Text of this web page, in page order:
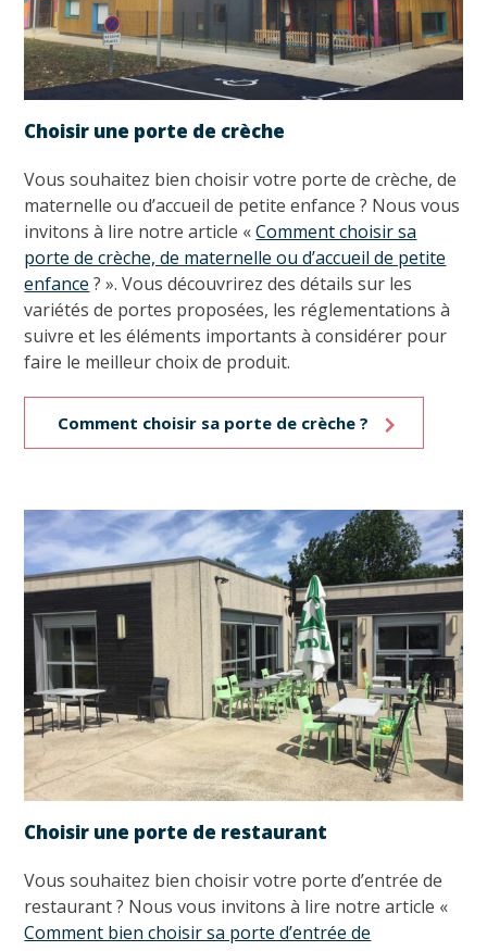
Choisir une porte de crèche
Vous souhaitez bien choisir votre porte de crèche, de
maternelle ou d’accueil de petite enfance ? Nous vous
invitons à lire notre article «Comment choisir sa
porte de crèche, de maternelle ou d’accueil de petite
enfance ? ». Vous découvrirez des détails sur les
variétés de portes proposées, les réglementations à
suivre et les éléments importants à considérer pour
faire le meilleur choix de produit.
Comment choisir sa porte de crèche ?
Choisir une porte de restaurant
Vous souhaitez bien choisir votre porte d’entrée de
restaurant ? Nous vous invitons à lire notre article «
Comment bien choisir sa porte d’entrée de